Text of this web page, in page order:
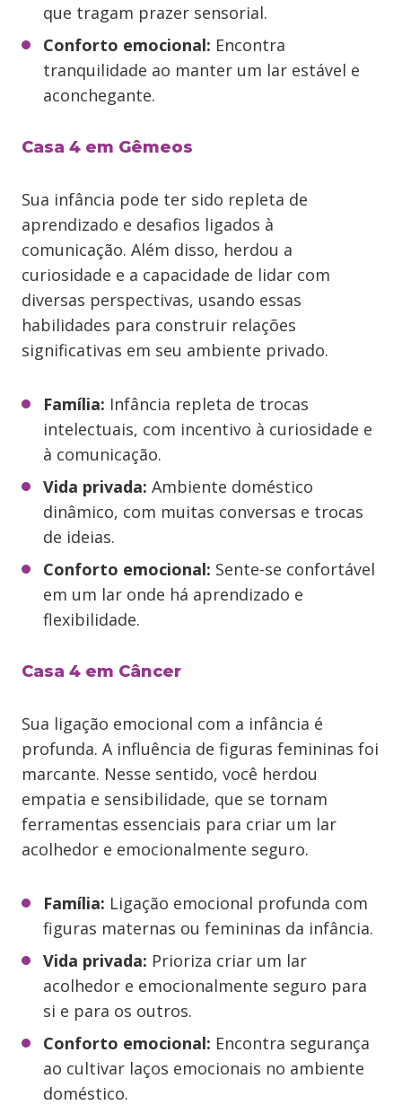
que tragam prazer sensorial.
Conforto emocional: Encontra
tranquilidade ao manter um lar estável e
aconchegante.
Casa 4 em Gêmeos
Sua infância pode ter sido repleta de
aprendizado e desafios ligados à
comunicação. Além disso, herdou a
curiosidade e a capacidade de lidar com
diversas perspectivas, usando essas
habilidades para construir relações
significativas em seu ambiente privado.
Família: Infância repleta de trocas
intelectuais, com incentivo à curiosidade e
à comunicação.
Vida privada: Ambiente doméstico
dinâmico, com muitas conversas e trocas
de ideias.
Conforto emocional: Sente-se confortável
em um lar onde há aprendizado e
flexibilidade.
Casa 4 em Câncer
Sua ligação emocional com a infância é
profunda. A influência de figuras femininas foi
marcante. Nesse sentido, você herdou
empatia e sensibilidade, que se tornam
ferramentas essenciais para criar um lar
acolhedor e emocionalmente seguro.
Família: Ligação emocional profunda com
figuras maternas ou femininas da infância.
Vida privada: Prioriza criar um lar
acolhedor e emocionalmente seguro para
si e para os outros.
Conforto emocional: Encontra segurança
ao cultivar laços emocionais no ambiente
doméstico.